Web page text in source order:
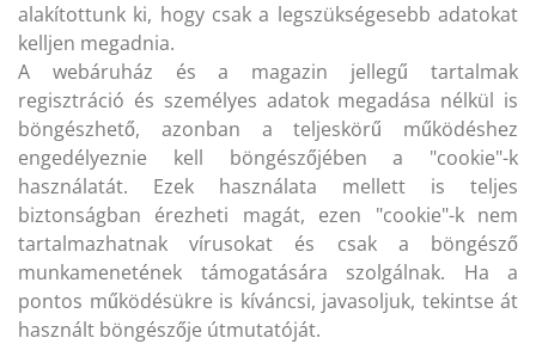
alakítottunk ki, hogy csak a legszükségesebb adatokat
kelljen megadnia.
A webáruház és a magazin jellegű tartalmak
regisztráció és személyes adatok megadása nélkül is
böngészhető, azonban a teljeskörű működéshez
engedélyeznie kell böngészőjében a "cookie"-k
használatát. Ezek használata mellett is teljes
biztonságban érezheti magát, ezen "cookie"-k nem
tartalmazhatnak vírusokat és csak a böngésző
munkamenetének támogatására szolgálnak. Ha a
pontos működésükre is kíváncsi, javasoljuk, tekintse át
használt böngészője útmutatóját.